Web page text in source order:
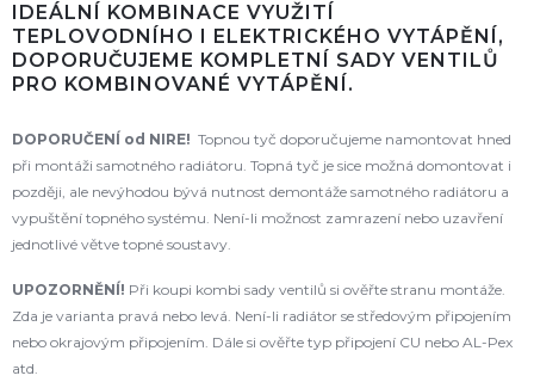
IDEÁLNÍ KOMBINACE VYUŽITÍ
TEPLOVODNÍHO I ELEKTRICKÉHO VYTÁPĚNÍ,
DOPORUČUJEME KOMPLETNÍ SADY VENTILŮ
PRO KOMBINOVANÉ VYTÁPĚNÍ.
DOPORUČENÍ od NIRE! Topnou tyč doporučujeme namontovat hned
při montáži samotného radiátoru. Topná tyč je sice možná domontovat i
později, ale nevýhodou bývá nutnost demontáže samotného radiátoru a
vypuštění topného systému. Není-li možnost zamrazení nebo uzavření
jednotlivé větve topné soustavy.
UPOZORNĚNÍ! Při koupi kombi sady ventilů si ověřte stranu montáže.
Zda je varianta pravá nebo levá. Není-li radiátor se středovým připojením
nebo okrajovým připojením. Dále si ověřte typ připojení CU nebo AL-Pex
atd.